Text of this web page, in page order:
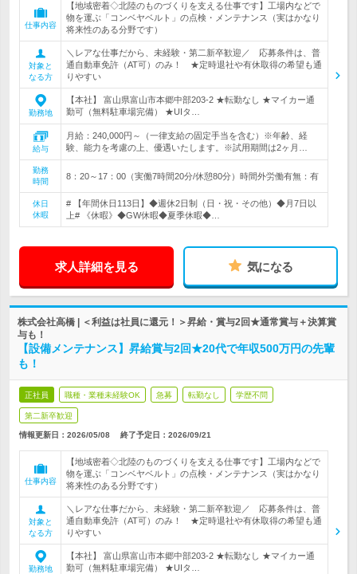
仕事内容
【地域密着◇北陸のものづくりを支える仕事です】工場内などで
物を運ぶ「コンベヤベルト」の点検・メンテナンス（実はかなり
将来性のある分野です）
対象と
なる方
＼レアな仕事だから、未経験・第二新卒歓迎／ 応募条件は、普
通自動車免許（AT可）のみ！ ★定時退社や有休取得の希望も通
りやすい
勤務地
【本社】 富山県富山市本郷中部203-2 ★転勤なし ★マイカー通
勤可（無料駐車場完備） ★UIタ…
給与
月給：240,000円～（一律支給の固定手当を含む）※年齢、経
験、能力を考慮の上、優遇いたします。※試用期間は2ヶ月…
勤務
時間
8：20～17：00（実働7時間20分/休憩80分）時間外労働有無：有
休日
休暇
# 【年間休日113日】◆週休2日制（日・祝・その他）◆月7日以
上# 《休暇》◆GW休暇◆夏季休暇◆…
求人詳細を見る 気になる
株式会社高橋 | ＜利益は社員に還元！＞昇給・賞与2回★通常賞与＋決算賞
与も！
【設備メンテナンス】昇給賞与2回★20代で年収500万円の先輩
も！
正社員 職種・業種未経験OK 急募 転勤なし 学歴不問
第二新卒歓迎
情報更新日：2026/05/08 終了予定日： 2026/09/21
仕事内容
【地域密着◇北陸のものづくりを支える仕事です】工場内などで
物を運ぶ「コンベヤベルト」の点検・メンテナンス（実はかなり
将来性のある分野です）
対象と
なる方
＼レアな仕事だから、未経験・第二新卒歓迎／ 応募条件は、普
通自動車免許（AT可）のみ！ ★定時退社や有休取得の希望も通
りやすい
勤務地
【本社】 富山県富山市本郷中部203-2 ★転勤なし ★マイカー通
勤可（無料駐車場完備） ★UIタ…